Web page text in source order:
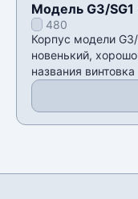
Модель G3/
480
Корпус модели
новенький,
названия винтовка